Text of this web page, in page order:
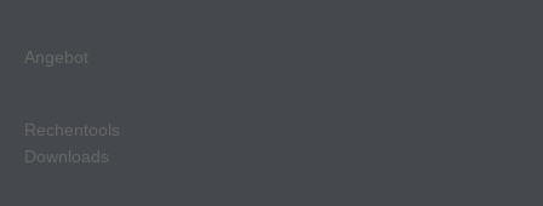
Angebot
Rechentools
Downloads